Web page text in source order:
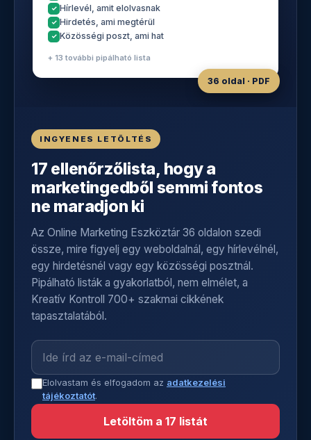
Hírlevél, amit elolvasnak
Hirdetés, ami megtérül
Közösségi poszt, ami hat
+ 13 további pipálható lista
36 oldal · PDF
INGYENES LETÖLTÉS
17 ellenőrzőlista, hogy a
marketingedből semmi fontos
ne maradjon ki
Az Online Marketing Eszköztár 36 oldalon szedi
össze, mire figyelj egy weboldalnál, egy hírlevélnél,
egy hirdetésnél vagy egy közösségi posztnál.
Pipálható listák a gyakorlatból, nem elmélet, a
Kreatív Kontroll 700+ szakmai cikkének
tapasztalatából.
Elolvastam és elfogadom az adatkezelési
tájékoztatót.
Letöltöm a 17 listát